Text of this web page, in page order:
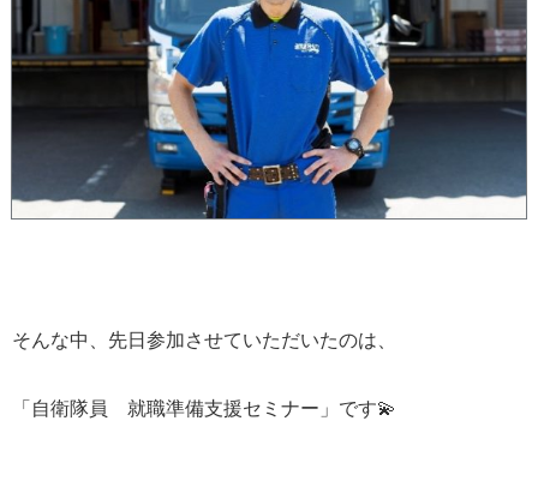
そんな中、先日参加させていただいたのは、
「自衛隊員 就職準備支援セミナー」です💫